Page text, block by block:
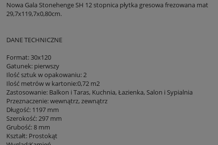
Nowa Gala Stonehenge SH 12 stopnica płytka gresowa frezowana mat
29,7x119,7x0,80cm.
DANE TECHNICZNE
Format: 30x120
Gatunek: pierwszy
Ilość sztuk w opakowaniu: 2
Ilość metrów w kartonie:0,72 m2
Zastosowanie: Balkon i Taras, Kuchnia, Łazienka, Salon i Sypialnia
Przeznaczenie: wewnątrz, zewnątrz
Długość: 1197 mm
Szerokość: 297 mm
Grubość: 8 mm
Kształt: Prostokąt